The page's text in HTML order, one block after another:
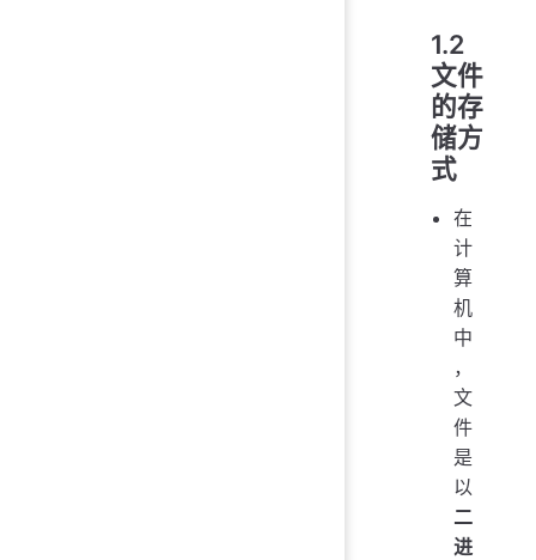
1.2
文件
的存
储方
式
在
计
算
机
中
，
文
件
是
以
二
进